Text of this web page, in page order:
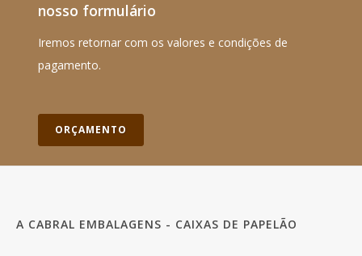
nosso formulário
Iremos retornar com os valores e condições de
pagamento.
ORÇAMENTO
A CABRAL EMBALAGENS - CAIXAS DE PAPELÃO